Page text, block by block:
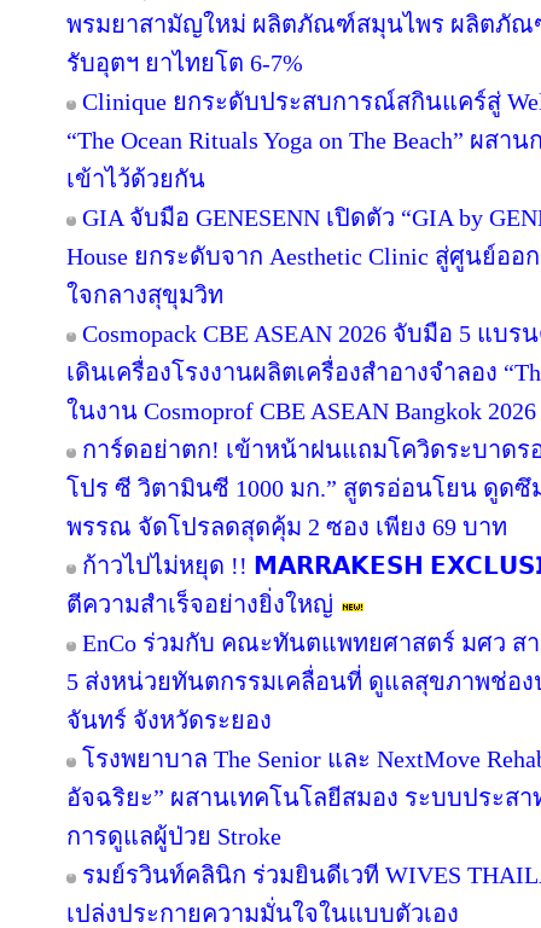
พรมยาสามัญใหม่ ผลิตภัณฑ์สมุนไพร ผลิตภัณฑ์
รับอุตฯ ยาไทยโต 6-7%
Clinique ยกระดับประสบการณ์สกินแคร์สู่
“The Ocean Rituals Yoga on The Beach” ผ
เข้าไว้ด้วยกัน
GIA จับมือ GENESENN เปิดตัว “GIA by
House ยกระดับจาก Aesthetic Clinic สู่ศูนย์อ
ใจกลางสุขุมวิท
Cosmopack CBE ASEAN 2026 จับมือ 5 แบ
เดินเครื่องโรงงานผลิตเครื่องสำอางจำลอง
ในงาน Cosmoprof CBE ASEAN Bangkok 2026
การ์ดอย่าตก! เข้าหน้าฝนแถมโควิดระบาด
โปร ซี วิตามินซี 1000 มก.” สูตรอ่อนโยน ดูด
พรรณ จัดโปรลดสุดคุ้ม 2 ซอง เพียง 69 บาท
ก้าวไปไม่หยุด !! 𝗠𝗔𝗥𝗥𝗔𝗞𝗘𝗦𝗛
ตีความสำเร็จอย่างยิ่งใหญ่
EnCo ร่วมกับ คณะทันตแพทยศาสตร์ มศว ส
5 ส่งหน่วยทันตกรรมเคลื่อนที่ ดูแลสุขภาพช่อ
จันทร์ จังหวัดระยอง
โรงพยาบาล The Senior และ NextMove
อัจฉริยะ” ผสานเทคโนโลยีสมอง ระบบประส
การดูแลผู้ป่วย Stroke
รมย์รวินท์คลินิก ร่วมยินดีเวที WIVES
เปล่งประกายความมั่นใจในแบบตัวเอง